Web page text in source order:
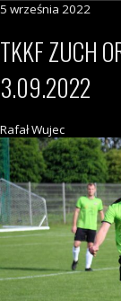
5 września 2022
TKKF ZUCH
3.09.2022
Rafał Wujec